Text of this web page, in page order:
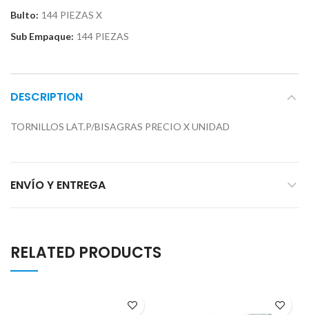
Bulto: 144 PIEZAS X
Sub Empaque: 144 PIEZAS
DESCRIPTION
TORNILLOS LAT.P/BISAGRAS PRECIO X UNIDAD
ENVÍO Y ENTREGA
RELATED PRODUCTS